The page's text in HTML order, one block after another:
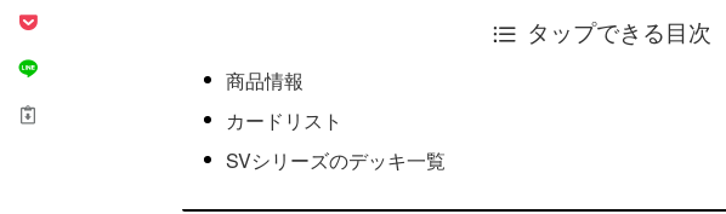
タップできる目次
商品情報
カードリスト
SVシリーズのデッキ一覧